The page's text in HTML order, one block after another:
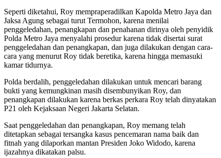
Seperti diketahui, Roy mempraperadilkan Kapolda Metro Jaya dan
Jaksa Agung sebagai turut Termohon, karena menilai
penggeledahan, penangkapan dan penahanan dirinya oleh penyidik
Polda Metro Jaya menyalahi prosedur karena tidak disertai surat
penggeledahan dan penangkapan, dan juga dilakukan dengan cara-
cara yang menurut Roy tidak beretika, karena hingga memasuki
kamar tidurnya.
Polda berdalih, penggeledahan dilakukan untuk mencari barang
bukti yang kemungkinan masih disembunyikan Roy, dan
penangkapan dilakukan karena berkas perkara Roy telah dinyatakan
P21 oleh Kejaksaan Negeri Jakarta Selatan.
Saat penggeledahan dan penangkapan, Roy memang telah
ditetapkan sebagai tersangka kasus pencemaran nama baik dan
fitnah yang dilaporkan mantan Presiden Joko Widodo, karena
ijazahnya dikatakan palsu.